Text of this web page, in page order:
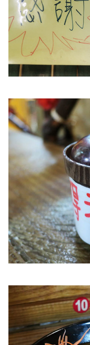
媒體報導一覽
合作與代言
訂閱電子報